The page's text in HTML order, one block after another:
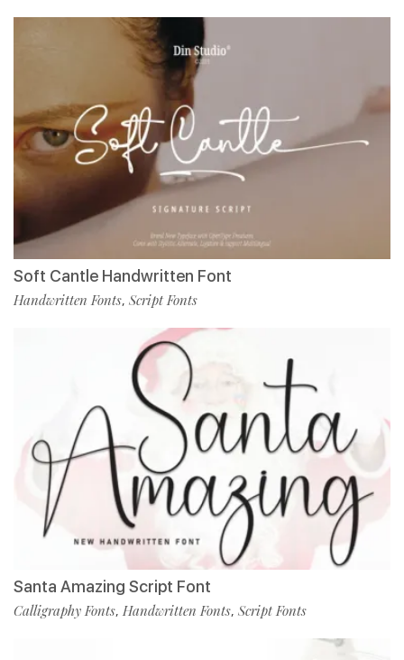
Soft Cantle Handwritten Font
Handwritten Fonts, Script Fonts
Santa Amazing Script Font
Calligraphy Fonts, Handwritten Fonts, Script Fonts